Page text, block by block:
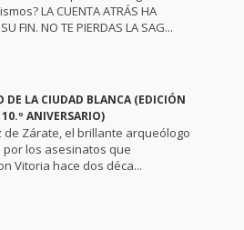
LA CUENTA ATRÁS HA
FIN. NO TE PIERDAS LA SAG...
DE LA CIUDAD BLANCA (EDICIÓN
ANIVERSARIO)
de Zárate, el brillante arqueólogo
los asesinatos que
Vitoria hace dos déca...